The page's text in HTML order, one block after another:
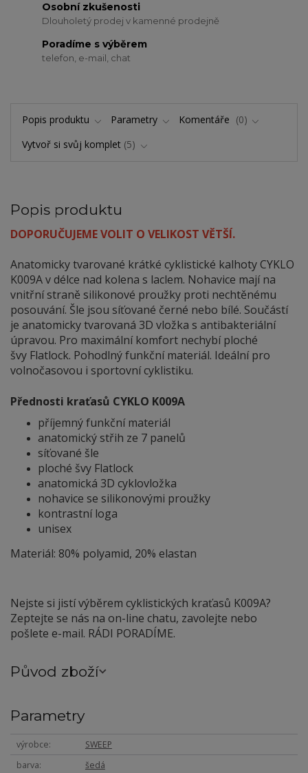
Osobní zkušenosti
Dlouholetý prodej v kamenné prodejně
Poradíme s výběrem
telefon, e-mail, chat
Popis produktu Parametry Komentáře
0
Vytvoř si svůj komplet 5
Popis produktu
DOPORUČUJEME VOLIT O VELIKOST VĚTŠÍ.
Anatomicky tvarované krátké cyklistické kalhoty CYKLO
K009A v délce nad kolena s laclem. Nohavice mají na
vnitřní straně silikonové proužky proti nechtěnému
posouvání. Šle jsou síťované černé nebo bílé. Součástí
je anatomicky tvarovaná 3D vložka s antibakteriální
úpravou. Pro maximální komfort nechybí ploché
švy Flatlock. Pohodlný funkční materiál. Ideální pro
volnočasovou i sportovní cyklistiku.
Přednosti kraťasů CYKLO K009A
příjemný funkční materiál
anatomický střih ze 7 panelů
síťované šle
ploché švy Flatlock
anatomická 3D cyklovložka
nohavice se silikonovými proužky
kontrastní loga
unisex
Materiál: 80% polyamid, 20% elastan
Nejste si jistí výběrem cyklistických kraťasů K009A?
Zeptejte se nás na on-line chatu, zavolejte nebo
pošlete e-mail. RÁDI PORADÍME.
Původ zboží
Parametry
výrobce
SWEEP
barva
šedá